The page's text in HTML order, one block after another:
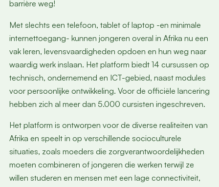
barrière weg!
Met slechts een telefoon, tablet of laptop -en minimale
internettoegang- kunnen jongeren overal in Afrika nu een
vak leren, levensvaardigheden opdoen en hun weg naar
waardig werk inslaan. Het platform biedt 14 cursussen op
technisch, ondernemend en ICT-gebied, naast modules
voor persoonlijke ontwikkeling. Voor de officiële lancering
hebben zich al meer dan 5.000 cursisten ingeschreven.
Het platform is ontworpen voor de diverse realiteiten van
Afrika en speelt in op verschillende socioculturele
situaties, zoals moeders die zorgverantwoordelijkheden
moeten combineren of jongeren die werken terwijl ze
willen studeren en mensen met een lage connectiviteit,